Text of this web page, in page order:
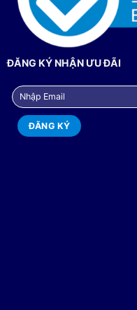
ĐĂNG KÝ NHẬN ƯU ĐÃI